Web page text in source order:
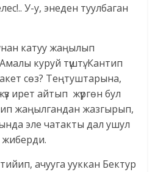
У-у, энеден туулбаган
катуу жаңылып
куруй түштү. Кантип
сөз? Теңтуштарына,
ирет айтып жүргөн бул
жаңылгандан жазгырып,
эле чатакты дал ушул
ачууга ууккан Бектур